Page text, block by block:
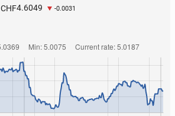
CHF4.6049 -0.0031